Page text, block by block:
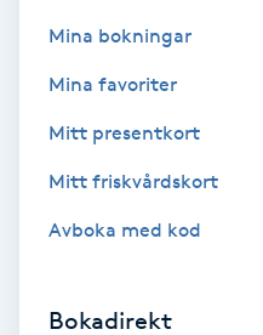
Hot Stone Massage
Hot yoga
Hudföryngring
Mina bokningar
Mina favoriter
Mitt presentkort
Mitt friskvårdskort
Avboka med kod
Bokadirekt